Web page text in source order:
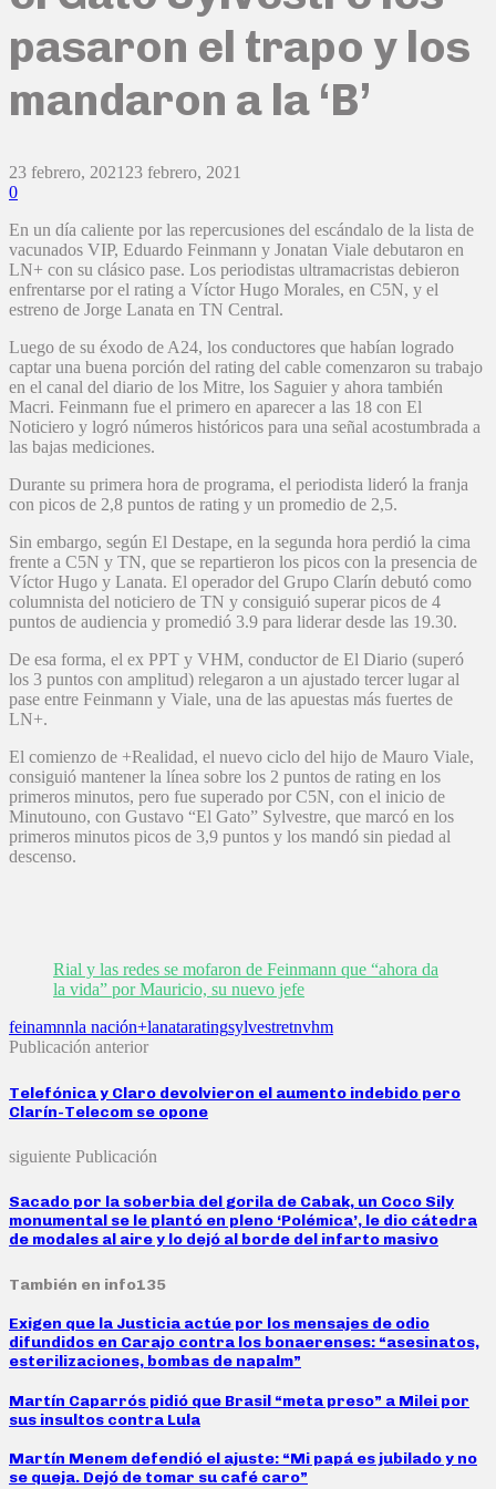
pasaron el trapo y los
mandaron a la ‘B’
23 febrero, 2021 23 febrero, 2021
0
En un día caliente por las repercusiones del escándalo de la lista de
vacunados VIP, Eduardo Feinmann y Jonatan Viale debutaron en
LN+ con su clásico pase. Los periodistas ultramacristas debieron
enfrentarse por el rating a Víctor Hugo Morales, en C5N, y el
estreno de Jorge Lanata en TN Central.
Luego de su éxodo de A24, los conductores que habían logrado
captar una buena porción del rating del cable comenzaron su trabajo
en el canal del diario de los Mitre, los Saguier y ahora también
Macri. Feinmann fue el primero en aparecer a las 18 con El
Noticiero y logró números históricos para una señal acostumbrada a
las bajas mediciones.
Durante su primera hora de programa, el periodista lideró la franja
con picos de 2,8 puntos de rating y un promedio de 2,5.
Sin embargo, según El Destape, en la segunda hora perdió la cima
frente a C5N y TN, que se repartieron los picos con la presencia de
Víctor Hugo y Lanata. El operador del Grupo Clarín debutó como
columnista del noticiero de TN y consiguió superar picos de 4
puntos de audiencia y promedió 3.9 para liderar desde las 19.30.
De esa forma, el ex PPT y VHM, conductor de El Diario (superó
los 3 puntos con amplitud) relegaron a un ajustado tercer lugar al
pase entre Feinmann y Viale, una de las apuestas más fuertes de
LN+.
El comienzo de +Realidad, el nuevo ciclo del hijo de Mauro Viale,
consiguió mantener la línea sobre los 2 puntos de rating en los
primeros minutos, pero fue superado por C5N, con el inicio de
Minutouno, con Gustavo “El Gato” Sylvestre, que marcó en los
primeros minutos picos de 3,9 puntos y los mandó sin piedad al
descenso.
Rial y las redes se mofaron de Feinmann que “ahora da
la vida” por Mauricio, su nuevo jefe
feinamnnla nación+lanataratingsylvestretnvhm
Publicación anterior
Telefónica y Claro devolvieron el aumento indebido pero
Clarín-Telecom se opone
siguiente Publicación
Sacado por la soberbia del gorila de Cabak, un Coco Sily
monumental se le plantó en pleno ‘Polémica’, le dio cátedra
de modales al aire y lo dejó al borde del infarto masivo
También en info135
Exigen que la Justicia actúe por los mensajes de odio
difundidos en Carajo contra los bonaerenses: “asesinatos,
esterilizaciones, bombas de napalm”
Martín Caparrós pidió que Brasil “meta preso” a Milei por
sus insultos contra Lula
Martín Menem defendió el ajuste: “Mi papá es jubilado y no
se queja. Dejó de tomar su café caro”